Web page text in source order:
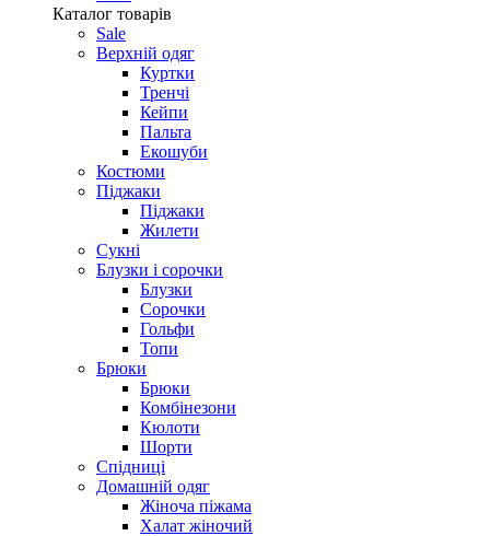
Каталог товарів
Sale
Верхній одяг
Куртки
Тренчі
Кейпи
Пальта
Екошуби
Костюми
Піджаки
Піджаки
Жилети
Сукні
Блузки і сорочки
Блузки
Сорочки
Гольфи
Топи
Брюки
Брюки
Комбінезони
Кюлоти
Шорти
Спідниці
Домашній одяг
Жіноча піжама
Халат жіночий